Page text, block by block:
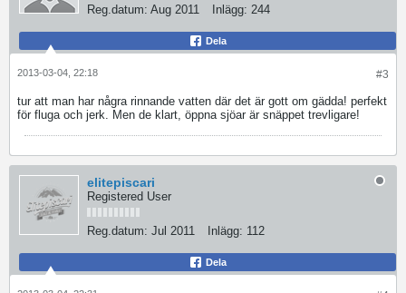
Reg.datum: Aug 2011 Inlägg: 244
Dela
#3
2013-03-04, 22:18
tur att man har några rinnande vatten där det är gott om gädda! perfekt
för fluga och jerk. Men de klart, öppna sjöar är snäppet trevligare!
elitepiscari
Registered User
Reg.datum: Jul 2011 Inlägg: 112
Dela